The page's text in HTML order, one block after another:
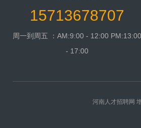
15713678707
周一到周五 ：AM:9:00 - 12:00 PM:13:00
- 17:00
河南人才招聘网